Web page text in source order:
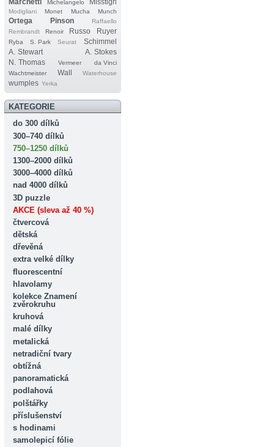
Marchetti Michelangelo Misstigri
Modigliani Monet Mucha Munch
Ortega Pinson
Raffaello
Rembrandt
Renoir Russo Ruyer
Ryba S. Park Seurat
Schimmel
A. Stewart
A. Stokes
N. Thomas
Vermeer
da Vinci
Wachtmeister
Wall Waterhouse
wumples Yerka
KATEGORIE
do 300 dílků
300–740 dílků
750–1250 dílků
1300–2000 dílků
3000–4000 dílků
nad 4000 dílků
3D puzzle
AKCE (sleva až 40 %)
čtvercová
dětská
dřevěná
extra velké dílky
fluorescentní
hlavolamy
kolekce Znamení
zvěrokruhu
kruhová
malé dílky
metalická
netradiční tvary
obtížná
panoramatická
podlahová
polštářky
příslušenství
s hodinami
samolepicí fólie